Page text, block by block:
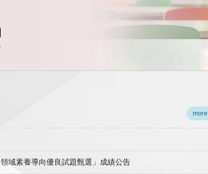
more
域素養導向優良試題甄選」成績公告